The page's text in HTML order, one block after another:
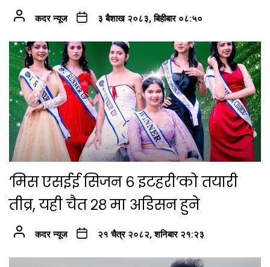
कदर न्यूज ३ बैशाख २०८३, बिहीबार ०८:५०
‘मिस एसईई सिजन ६ इटहरी’को तयारी
तीव्र, यही चैत २८ मा अडिसन हुने
कदर न्यूज २१ चैत्र २०८२, शनिबार २१:२३